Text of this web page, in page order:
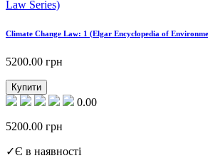
Climate Change Law: 1 (Elgar Encyclopedia of
5200.00 грн
Купити
0.00
5200.00 грн
✓Є в наявності